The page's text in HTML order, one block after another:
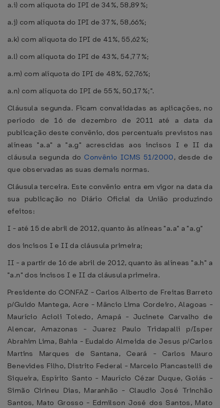
a.i) com alíquota do IPI de 34%, 58,89%;
a.j) com alíquota do IPI de 37%, 58,66%;
a.k) com alíquota do IPI de 41%, 55,62%;
a.l) com alíquota do IPI de 43%, 54,77%;
a.m) com alíquota do IPI de 48%, 52,76%;
a.n) com alíquota do IPI de 55%, 50,17%;".
Cláusula segunda. Ficam convalidadas as aplicações, no
período de 16 de dezembro de 2011 até a data da
publicação deste convênio, dos percentuais previstos nas
alíneas "a.a" a "a.g" acrescidas aos incisos I e II da
cláusula segunda do Convênio ICMS 51/2000, desde de
que observadas as suas demais normas.
Cláusula terceira. Este convênio entra em vigor na data da
sua publicação no Diário Oficial da União produzindo
efeitos:
I - até 15 de abril de 2012, quanto às alíneas "a.a" a "a.g"
dos incisos I e II da cláusula primeira;
II - a partir de 16 de abril de 2012, quanto às alíneas "a.h" a
"a.n" dos incisos I e II da cláusula primeira.
Presidente do CONFAZ - Carlos Alberto de Freitas Barreto
p/Guido Mantega, Acre - Mâncio Lima Cordeiro, Alagoas -
Maurício Acioli Toledo, Amapá - Jucinete Carvalho de
Alencar, Amazonas - Juarez Paulo Tridapalli p/Isper
Abrahim Lima, Bahia - Eudaldo Almeida de Jesus p/Carlos
Martins Marques de Santana, Ceará - Carlos Mauro
Benevides Filho, Distrito Federal - Marcelo Piancastelli de
Siqueira, Espírito Santo - Maurício Cézar Duque, Goiás -
Simão Cirineu Dias, Maranhão - Claudio José Trinchão
Santos, Mato Grosso - Edmilson José dos Santos, Mato